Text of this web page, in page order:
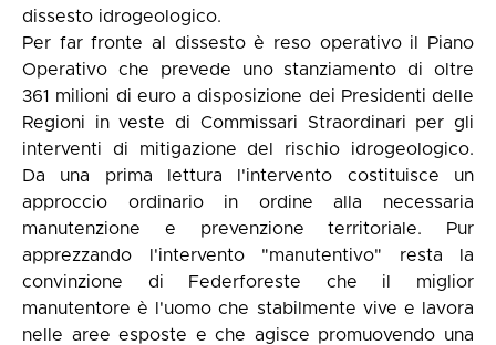
dissesto idrogeologico.
Per far fronte al dissesto è reso operativo il Piano
Operativo che prevede uno stanziamento di oltre
361 milioni di euro a disposizione dei Presidenti delle
Regioni in veste di Commissari Straordinari per gli
interventi di mitigazione del rischio idrogeologico.
Da una prima lettura l'intervento costituisce un
approccio ordinario in ordine alla necessaria
manutenzione e prevenzione territoriale. Pur
apprezzando l'intervento "manutentivo" resta la
convinzione di Federforeste che il miglior
manutentore è l'uomo che stabilmente vive e lavora
nelle aree esposte e che agisce promuovendo una